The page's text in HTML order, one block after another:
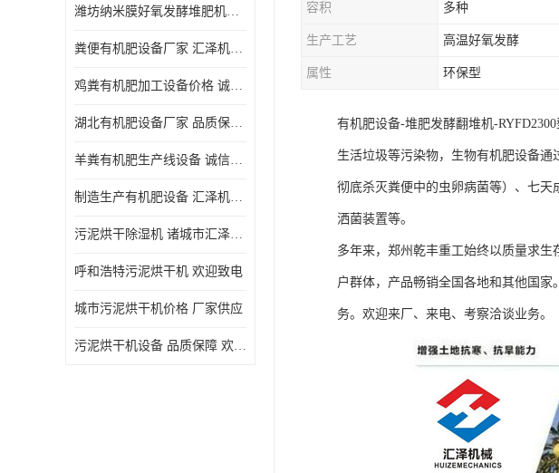
潍坊纳米膜好氧发酵堆肥机定制
粪便有机肥设备厂家 汇泽机械 免费报价
鸡粪有机肥加工设备价格 诚信卖家 致电了解
湖北有机肥设备厂家 品质保障 欢迎咨询
羊粪有机肥生产线设备 诚信卖家 致电了解
制造生产有机肥设备 汇泽机械 免费报价
污泥烘干除湿机 诸城市汇泽机械有限公司
呼和浩特污泥烘干机 欢迎致电
城市污泥烘干机价格 厂家供应
污泥烘干机设备 品质保障 欢迎咨询
容积 多种
生产工艺 高温好氧发酵
属性 环保型
有机肥设备-堆肥发酵翻堆机-
生活垃圾等污染物，生物有机肥设备
彻底杀灭粪便中的虫卵病菌等）、七
洒菌装置等。
多年来，郑州乾丰重工始终以质量求
户群体，产品畅销全国各地和其他国
务。欢迎来厂、来电、考察洽谈业务。